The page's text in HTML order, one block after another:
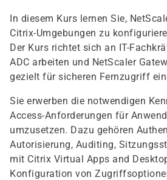
In diesem Kurs lernen Sie,
Citrix-Umgebungen zu
Der Kurs richtet sich an IT-
ADC arbeiten und NetScaler
gezielt für sicheren Fernzugriff
Sie erwerben die notwendigen
Access-Anforderungen für
umzusetzen. Dazu gehören
Autorisierung, Auditing,
mit Citrix Virtual Apps and
Konfiguration von